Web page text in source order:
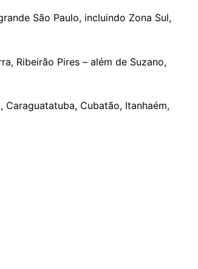
São Paulo, incluindo Zona Sul,
Ribeirão Pires – além de Suzano,
Caraguatatuba, Cubatão, Itanhaém,